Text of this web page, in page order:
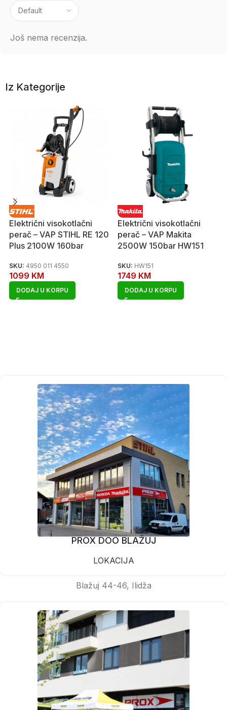
Još nema recenzija.
Iz Kategorije
Električni visokotlačni
perač – VAP STIHL RE 120
Plus 2100W 160bar
SKU: 4950 011 4550
1099 KM
DODAJ U KORPU
Električni visokotlačni
perač – VAP Makita
2500W 150bar HW151
SKU: HW151
1749 KM
DODAJ U KORPU
PROX DOO BLAŽUJ
LOKACIJA
Blažuj 44-46, Ilidža